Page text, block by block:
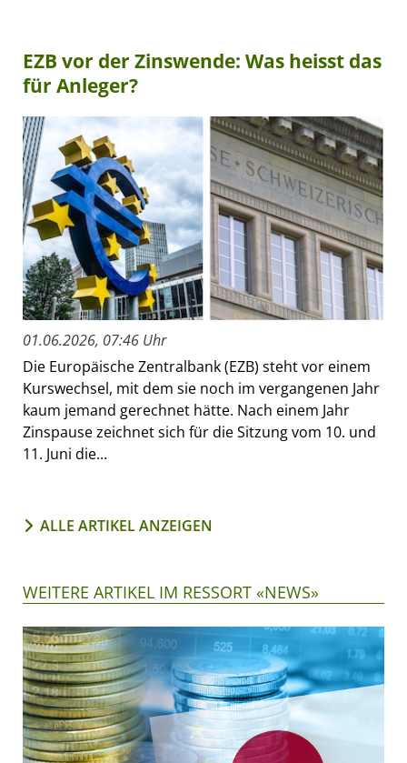
EZB vor der Zinswende: Was heisst das
für Anleger?
01.06.2026, 07:46 Uhr
Die Europäische Zentralbank (EZB) steht vor einem
Kurswechsel, mit dem sie noch im vergangenen Jahr
kaum jemand gerechnet hätte. Nach einem Jahr
Zinspause zeichnet sich für die Sitzung vom 10. und
11. Juni die...
ALLE ARTIKEL ANZEIGEN
WEITERE ARTIKEL IM RESSORT «NEWS»